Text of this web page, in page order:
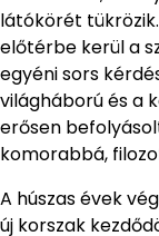
látókörét
előtérbe kerül a
egyéni sors
világháború és a
erősen
komorabbá,
A húszas évek
új korszak